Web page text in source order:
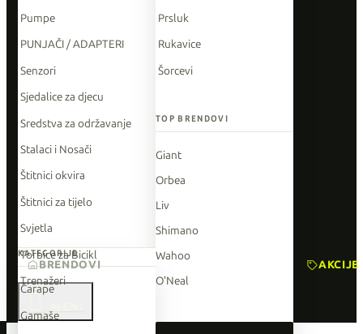
Pumpe
PUNJAČI / ADAPTERI
Senzori
Sjedalice za djecu
Sredstva za održavanje
Stalaci i Nosači
Štitnici okvira
Štitnici za tijelo
Svjetla
Torbice za Bicikl
Trenažeri
Prsluk
Rukavice
Šorcevi
TOP BRENDOVI
Giant
Orbea
Liv
Shimano
Wahoo
O'Neal
KATEGORIJE
Čarape
Gamaše
BRENDOVI AKCIJE
